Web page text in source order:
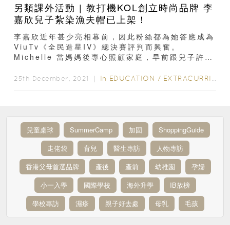
另類課外活動 | 教打機KOL創立時尚品牌 李
嘉欣兒子紮染漁夫帽已上架！
李嘉欣近年甚少亮相幕前，因此粉絲都為她答應成為
ViuTv《全民造星IV》總決賽評判而興奮。
Michelle 當媽媽後專心照顧家庭，早前跟兒子許建
25th December, 2021 ｜ In EDUCATION / EXTRACURRICULAR ACTIVITIES
兒童桌球 SummerCamp 加固
ShoppingGuide
走佬袋
育兒 醫生專訪
人物專訪
香港父母首選品牌
產後 產前 幼稚園
孕婦
小一入學
國際學校 海外升學
IB放榜
學校專訪
濕疹 親子好去處 母乳 毛孩